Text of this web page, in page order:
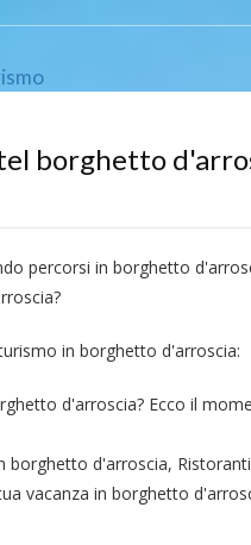
borghetto
percorsi in borghetto
in borghetto d'arroscia:
d'arroscia? Ecco il
borghetto d'arroscia,
vacanza in borghetto